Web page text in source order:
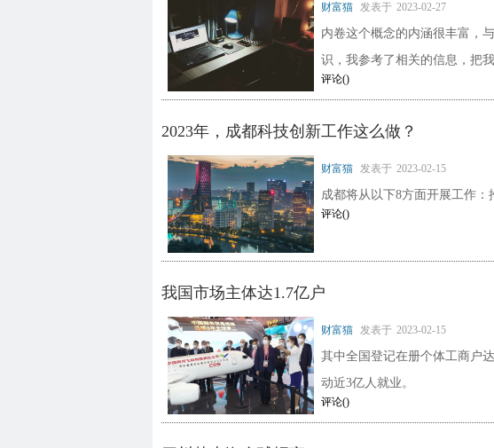
财富猫 发表于 2023-02-27
内卷这个概念的内涵很丰富，
识，我参考了相关的信息，把
评论()
2023年，成都科技创新工作这么做？
财富猫 发表于 2023-02-15
成都将从以下8方面开展工作：
评论()
我国市场主体达1.7亿户
财富猫 发表于 2023-02-15
其中全国登记在册个体工商户
动近3亿人就业。
评论()